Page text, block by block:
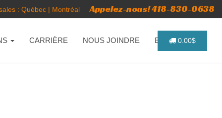
: Québec | Montréal Appelez-nous! 418-830-0638
CARRIÈRE NOUS JOINDRE ENGLISH
0.00$